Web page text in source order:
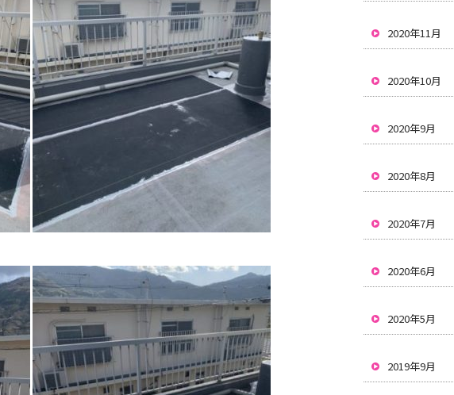
2020年11月
2020年10月
2020年9月
2020年8月
2020年7月
2020年6月
2020年5月
2019年9月